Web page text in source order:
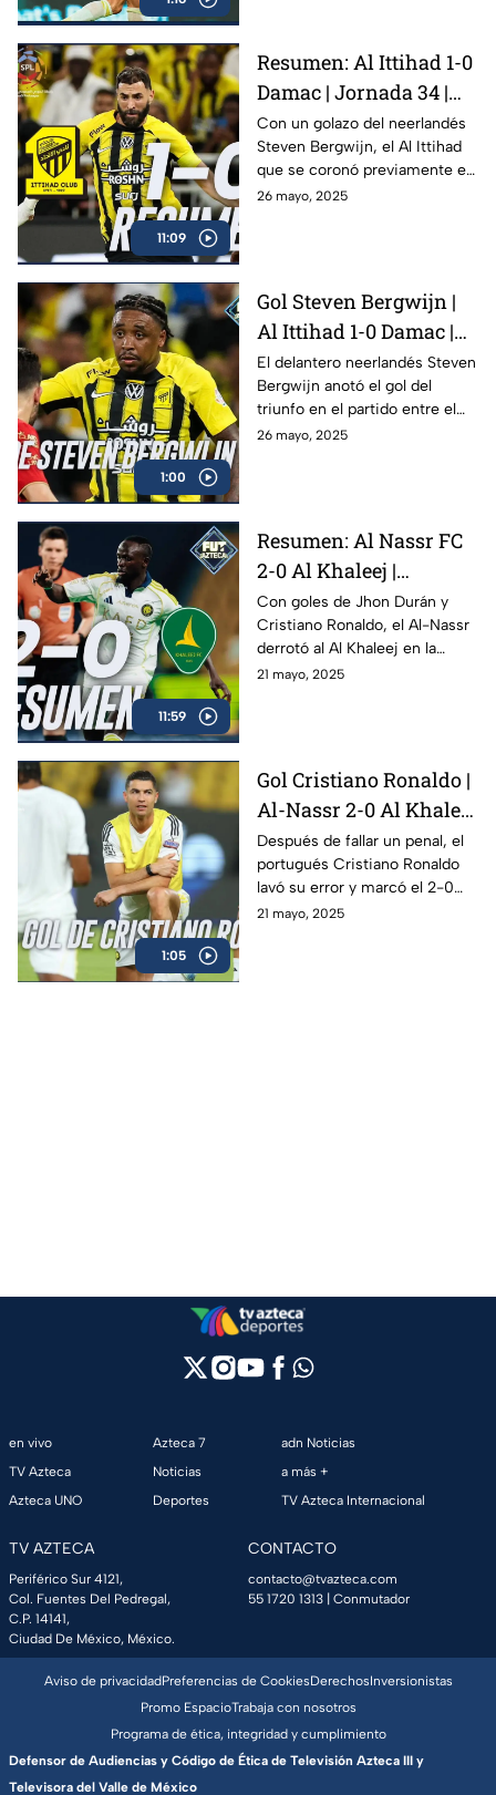
11:09
Resumen: Al Ittihad 1-0
Damac | Jornada 34 |
Liga Saudí 2025
Con un golazo del neerlandés
Steven Bergwijn, el Al Ittihad
que se coronó previamente en
la Liga Saudí, derrotó por
26 mayo, 2025
1:00
Gol Steven Bergwijn |
Al Ittihad 1-0 Damac |
Jornada 34 de la Liga
Saudí
El delantero neerlandés Steven
Bergwijn anotó el gol del
triunfo en el partido entre el
campeón Al Ittihad y el
26 mayo, 2025
11:59
Resumen: Al Nassr FC
2-0 Al Khaleej |
Jornada 33 | Liga Saudí
2025
Con goles de Jhon Durán y
Cristiano Ronaldo, el Al-Nassr
derrotó al Al Khaleej en la
Jornada 33 de la Liga Saudí y
21 mayo, 2025
1:05
Gol Cristiano Ronaldo |
Al-Nassr 2-0 Al Khaleej
| Jornada 33 de la Liga
Saudí
Después de fallar un penal, el
portugués Cristiano Ronaldo
lavó su error y marcó el 2-0
definitivo en el partido entre el
21 mayo, 2025
en vivo
TV Azteca
Azteca UNO
Azteca 7
Noticias
Deportes
adn Noticias
a más +
TV Azteca Internacional
TV AZTECA
Periférico Sur 4121,
Col. Fuentes Del Pedregal,
C.P. 14141,
Ciudad De México, México.
CONTACTO
contacto@tvazteca.com
55 1720 1313 | Conmutador
Aviso de privacidadPreferencias de CookiesDerechosInversionistas
Promo EspacioTrabaja con nosotros
Programa de ética, integridad y cumplimiento
Defensor de Audiencias y Código de Ética de Televisión Azteca III y
Televisora del Valle de México